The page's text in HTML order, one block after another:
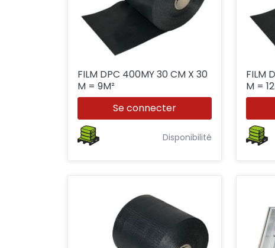
FILM DPC 400MY 30 CM X 30
M = 9M²
Se connecter
Disponibilité
FILM
M